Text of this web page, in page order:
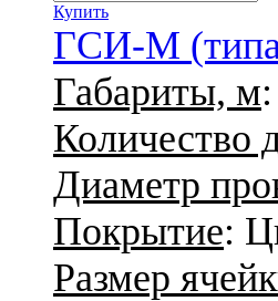
Купить
ГСИ-М (типа
Габариты, м
Количество
Диаметр
Покрытие:
Размер